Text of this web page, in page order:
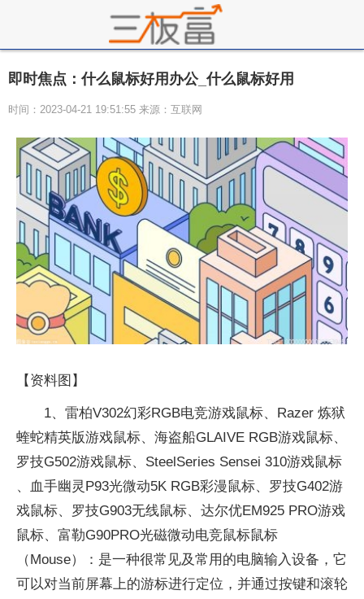
即时焦点：什么鼠标好用办公_什么鼠标好用
时间：2023-04-21 19:51:55 来源：互联网
【资料图】
1、雷柏V302幻彩RGB电竞游戏鼠标、Razer 炼狱
蝰蛇精英版游戏鼠标、海盗船GLAIVE RGB游戏鼠标、
罗技G502游戏鼠标、SteelSeries Sensei 310游戏鼠标
、血手幽灵P93光微动5K RGB彩漫鼠标、罗技G402游
戏鼠标、罗技G903无线鼠标、达尔优EM925 PRO游戏
鼠标、富勒G90PRO光磁微动电竞鼠标鼠标
（Mouse）：是一种很常见及常用的电脑输入设备，它
可以对当前屏幕上的游标进行定位，并通过按键和滚轮